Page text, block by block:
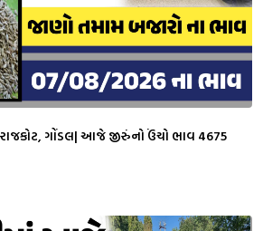
ગોંડલ| આજે જીરુંનો ઉંચો ભાવ 4675